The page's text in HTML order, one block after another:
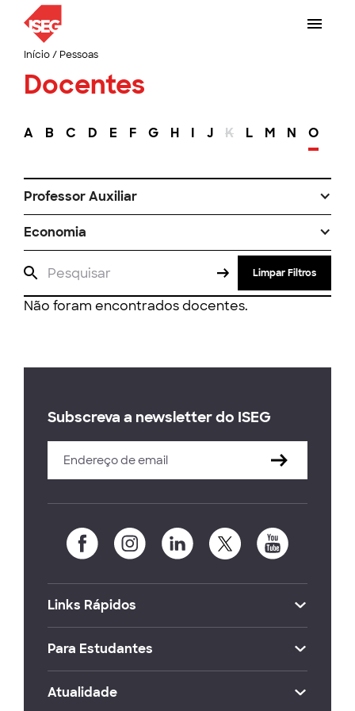
Início/ Pessoas
Docentes
A B C D E F G H I J K L M N O
Professor Auxiliar
Economia
Limpar Filtros
Não foram encontrados docentes.
Subscreva a newsletter do ISEG
Links Rápidos
Para Estudantes
Atualidade